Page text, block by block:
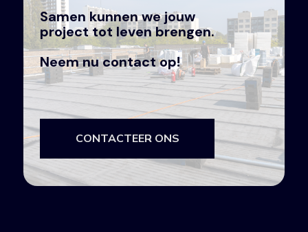
Samen kunnen we jouw
project tot leven brengen.
Neem nu contact op!
CONTACTEER ONS